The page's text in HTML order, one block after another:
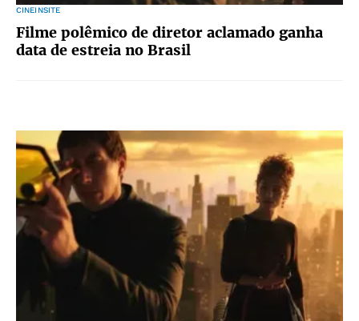
CINEINSITE
Filme polêmico de diretor aclamado ganha
data de estreia no Brasil